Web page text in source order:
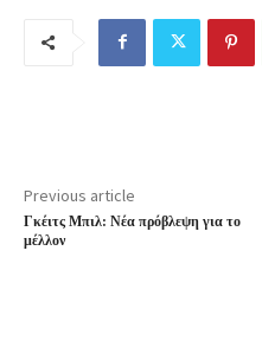
Previous article
Γκέιτς Μπιλ: Νέα πρόβλεψη για το
μέλλον